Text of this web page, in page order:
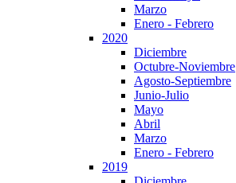
Marzo
Enero - Febrero
2020
Diciembre
Octubre-Noviembre
Agosto-Septiembre
Junio-Julio
Mayo
Abril
Marzo
Enero - Febrero
2019